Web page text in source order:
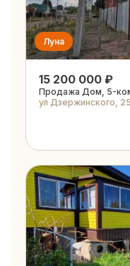
Луна
15 200 000 ₽
Продажа Дом, 5-
ул Дзержинского,